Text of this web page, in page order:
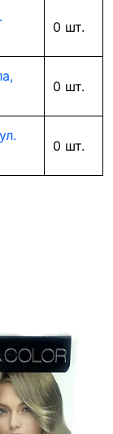
0 шт.
0 шт.
0 шт.